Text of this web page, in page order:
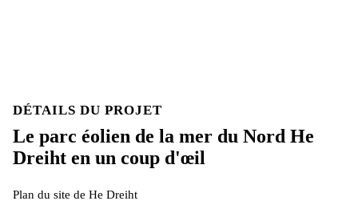
DÉTAILS DU PROJET
Le parc éolien de la mer du Nord He
Dreiht en un coup d'œil
Plan du site de He Dreiht